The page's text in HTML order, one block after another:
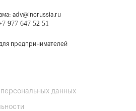
adv@incrussia.ru
977 647 52 51
предпринимателей
данных